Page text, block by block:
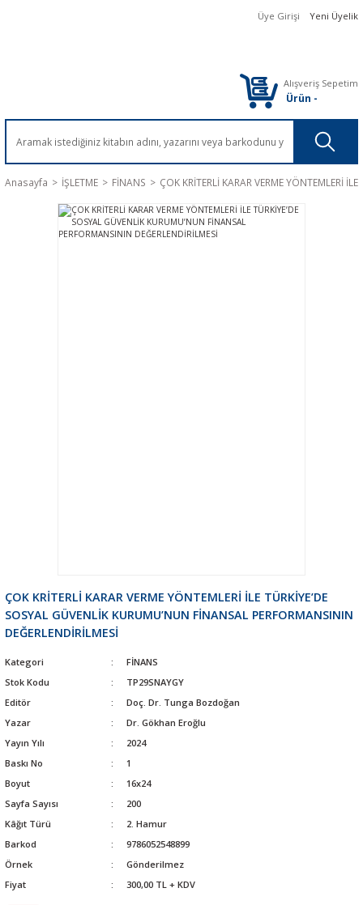
Üye Girişi Yeni Üyelik
Alışveriş Sepetim
Ürün -
Anasayfa İŞLETME FİNANS ÇOK KRİTERLİ KARAR VERME YÖNTEMLERİ
ÇOK KRİTERLİ KARAR VERME YÖNTEMLERİ İLE TÜRKİYE’DE
SOSYAL GÜVENLİK KURUMU’NUN FİNANSAL PERFORMANSININ
DEĞERLENDİRİLMESİ
Kategori
FİNANS
Stok Kodu
TP29SNAYGY
Editör
Doç. Dr. Tunga Bozdoğan
Yazar
Dr. Gökhan Eroğlu
Yayın Yılı
2024
Baskı No
1
Boyut
16x24
Sayfa Sayısı
200
Kâğıt Türü
2. Hamur
Barkod
9786052548899
Örnek
Gönderilmez
Fiyat
300,00 TL + KDV